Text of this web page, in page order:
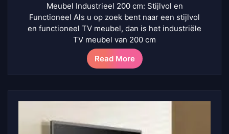
Meubel Industrieel 200 cm: Stijlvol en
Functioneel Als u op zoek bent naar een stijlvol
en functioneel TV meubel, dan is het industriële
TV meubel van 200 cm
Read More